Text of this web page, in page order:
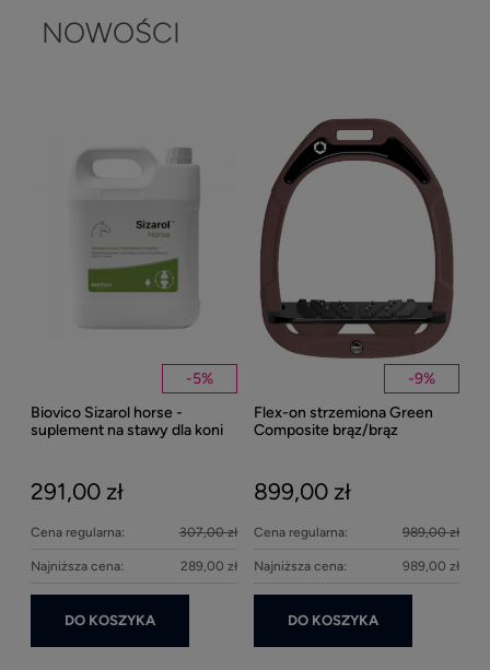
NOWOŚCI
-5%
Biovico Sizarol horse -
suplement na stawy dla koni
291,00 zł
Cena regularna: 307,00 zł
Najniższa cena: 289,00 zł
DO KOSZYKA
-9%
Flex-on strzemiona Green
Composite brąz/brąz
899,00 zł
Cena regularna: 989,00 zł
Najniższa cena: 989,00 zł
DO KOSZYKA